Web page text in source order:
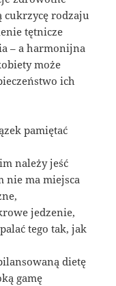
rodzaju
tętnicze
– a harmonijna
może
ich
pamiętać
należy jeść
nie ma miejsca
jedzenie,
tego tak, jak
dietę
gamę